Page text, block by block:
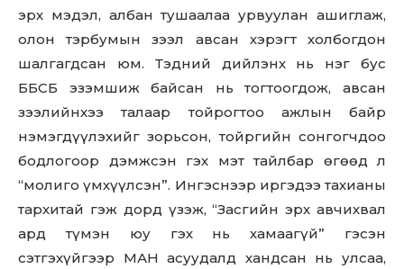
эрх мэдэл, албан тушаалаа урвуулан ашиглаж,
олон тэрбумын зээл авсан хэрэгт холбогдон
шалгагдсан юм. Тэдний дийлэнх нь нэг бус
ББСБ эзэмшиж байсан нь тогтоогдож, авсан
зээлийнхээ талаар тойрогтоо ажлын байр
нэмэгдүүлэхийг зорьсон, тойргийн сонгогчдоо
бодлогоор дэмжсэн гэх мэт тайлбар өгөөд л
“молиго үмхүүлсэн”. Ингэснээр иргэдээ тахианы
тархитай гэж дорд үзэж, “Засгийн эрх авчихвал
ард түмэн юу гэх нь хамаагүй” гэсэн
сэтгэхүйгээр МАН асуудалд хандсан нь улсаа,